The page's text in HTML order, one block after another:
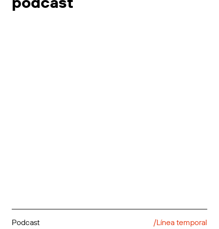
Podcast /Línea temporal